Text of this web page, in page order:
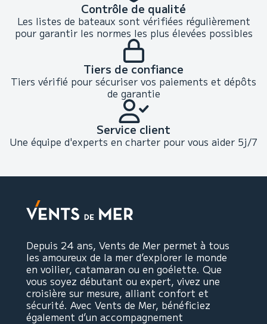
Contrôle de qualité
Les listes de bateaux sont vérifiées régulièrement
pour garantir les normes les plus élevées possibles
Tiers de confiance
Tiers vérifié pour sécuriser vos paiements et dépôts
de garantie
Service client
Une équipe d'experts en charter pour vous aider 5j/7
Depuis 24 ans, Vents de Mer permet à tous
les amoureux de la mer d’explorer le monde
en voilier, catamaran ou en goélette. Que
vous soyez débutant ou expert, vivez une
croisière sur mesure, alliant confort et
sécurité. Avec Vents de Mer, bénéficiez
également d’un accompagnement